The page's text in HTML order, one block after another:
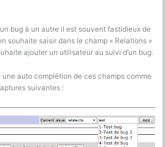
bug à un autre il est souvent fastidieux de
souhaite saisir dans le champ « Relations »
ajouter un utilisateur au suivi d’un bug.
auto complétion de ces champs comme
suivantes :